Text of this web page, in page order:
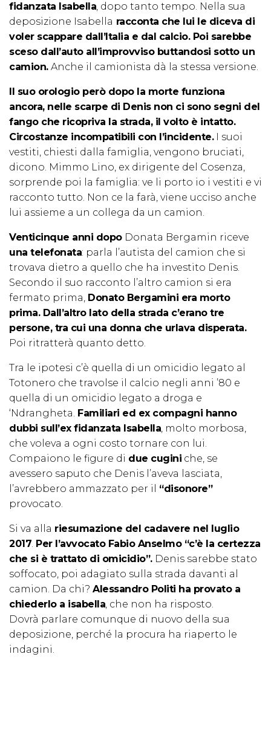
fidanzata Isabella, dopo tanto tempo. Nella sua
deposizione Isabella racconta che lui le diceva di
voler scappare dall’Italia e dal calcio. Poi sarebbe
sceso dall’auto all’improvviso buttandosi sotto un
camion.Anche il camionista dà la stessa versione.
Il suo orologio però dopo la morte funziona
ancora, nelle scarpe di Denis non ci sono segni del
fango che ricopriva la strada, il volto è intatto.
Circostanze incompatibili con l’incidente.I suoi
vestiti, chiesti dalla famiglia, vengono bruciati,
dicono. Mimmo Lino, ex dirigente del Cosenza,
sorprende poi la famiglia: ve li porto io i vestiti e vi
racconto tutto. Non ce la farà, viene ucciso anche
lui assieme a un collega da un camion.
Venticinque anni dopoDonata Bergamin riceve
una telefonata: parla l’autista del camion che si
trovava dietro a quello che ha investito Denis.
Secondo il suo racconto l’altro camion si era
fermato prima, Donato Bergamini era morto
prima. Dall’altro lato della strada c’erano tre
persone, tra cui una donna che urlava disperata.
Poi ritratterà quanto detto.
Tra le ipotesi c’è quella di un omicidio legato al
Totonero che travolse il calcio negli anni ’80 e
quella di un omicidio legato a droga e
‘Ndrangheta. Familiari ed ex compagni hanno
dubbi sull’ex fidanzata Isabella, molto morbosa,
che voleva a ogni costo tornare con lui.
Compaiono le figure di due cugini che, se
avessero saputo che Denis l’aveva lasciata,
l’avrebbero ammazzato per il “disonore”
provocato.
Si va alla riesumazione del cadavere nel luglio
2017. Per l’avvocato Fabio Anselmo “c’è la certezza
che si è trattato di omicidio”. Denis sarebbe stato
soffocato, poi adagiato sulla strada davanti al
camion. Da chi? Alessandro Politi ha provato a
chiederlo a isabella, che non ha risposto.
Dovrà parlare comunque di nuovo della sua
deposizione, perché la procura ha riaperto le
indagini.